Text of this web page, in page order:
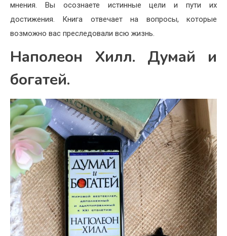
мнения. Вы осознаете истинные цели и пути их
достижения. Книга отвечает на вопросы, которые
возможно вас преследовали всю жизнь.
Наполеон Хилл. Думай и
богатей.